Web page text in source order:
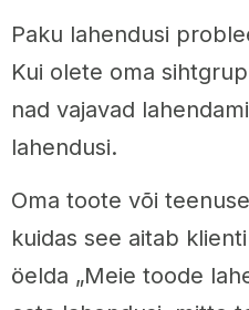
Paku lahendusi
Kui olete oma
nad vajavad
lahendusi.
Oma toote või
kuidas see aitab
öelda „Meie toode